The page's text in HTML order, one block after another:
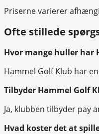
Priserne varierer
Ofte stillede
Hvor mange huller har
Hammel Golf Klub har
Tilbyder Hammel Golf
Ja, klubben tilbyder pay
Hvad koster det at